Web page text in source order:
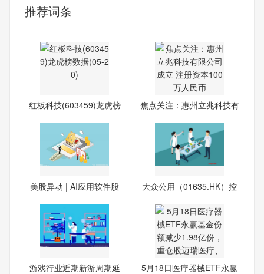
推荐词条
红板科技(603459)龙虎榜
焦点关注：惠州立兆科技有
美股异动 | AI应用软件股
大众公用（01635.HK）控
游戏行业近期新游周期延
5月18日医疗器械ETF永赢